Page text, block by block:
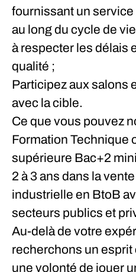
fournissant un
au long du cycle de
à respecter les délais
qualité ;
Participez aux salons
avec la cible.
Ce que vous pouvez
Formation Technique
supérieure Bac+2
2 à 3 ans dans la
industrielle en BtoB
secteurs publics et
Au-delà de votre
recherchons un
une volonté de jouer